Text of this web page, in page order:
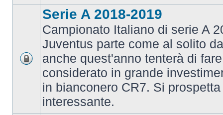
Serie A 2018-2019
Campionato Italiano di serie A
Juventus parte come al solito
anche quest'anno tenterà di
considerato in grande
in bianconero CR7. Si
interessante.